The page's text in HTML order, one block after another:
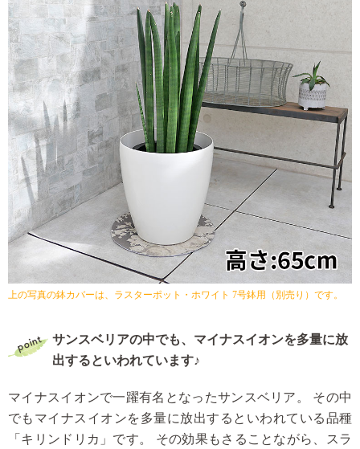
上の写真の鉢カバーは、ラスターポット・ホワイト 7号鉢用（別売り）です。
サンスベリアの中でも、マイナスイオンを多量に放
出するといわれています♪
マイナスイオンで一躍有名となったサンスベリア。
その中
でもマイナスイオンを多量に放出するといわれている品種
「キリンドリカ」です。
その効果もさることながら、スラ